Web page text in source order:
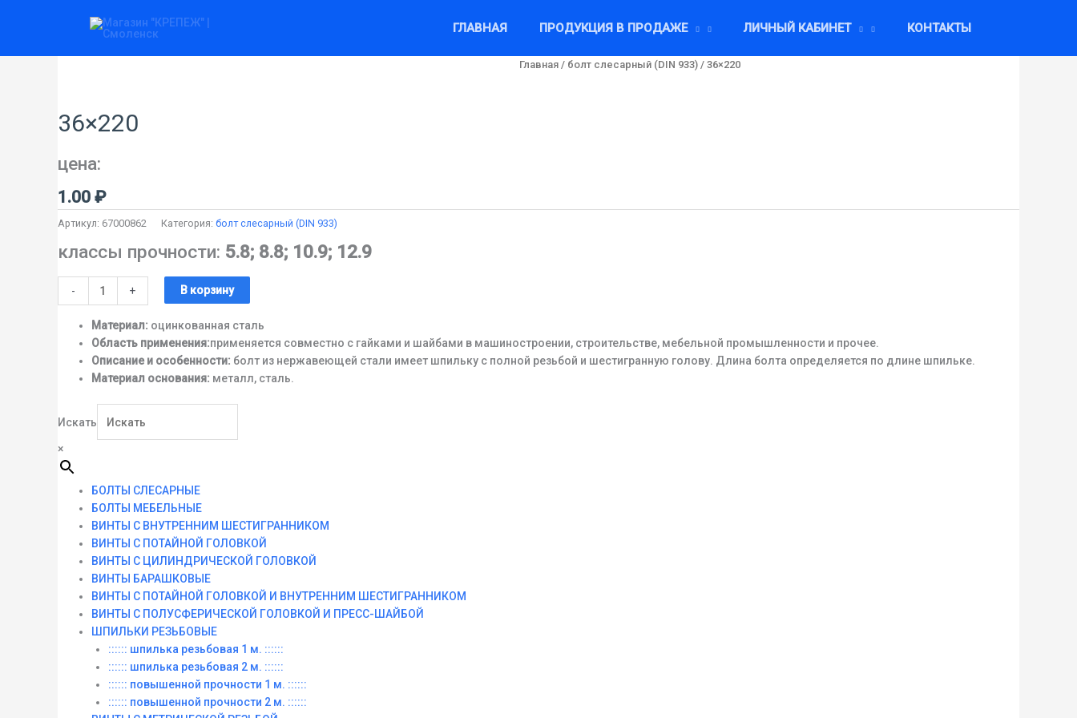
ГЛАВНАЯ ПРОДУКЦИЯ В ПРОДАЖЕ ЛИЧНЫЙ КАБИНЕТ КОНТАКТЫ
Главная / болт слесарный (DIN 933) / 36×220
36×220
цена:
1.00 ₽
Артикул: 67000862 Категория: болт слесарный (DIN 933)
классы прочности: 5.8; 8.8; 10.9; 12.9
- + В корзину
Материал: оцинкованная сталь
Область применения:применяется совместно с гайками и шайбами в машиностроении, строительстве, мебельной промышленности и прочее.
Описание и особенности: болт из нержавеющей стали имеет шпильку с полной резьбой и шестигранную голову. Длина болта определяется по длине шпильке.
Материал основания: металл, сталь.
Искать
×
БОЛТЫ СЛЕСАРНЫЕ
БОЛТЫ МЕБЕЛЬНЫЕ
ВИНТЫ С ВНУТРЕННИМ ШЕСТИГРАННИКОМ
ВИНТЫ С ПОТАЙНОЙ ГОЛОВКОЙ
ВИНТЫ С ЦИЛИНДРИЧЕСКОЙ ГОЛОВКОЙ
ВИНТЫ БАРАШКОВЫЕ
ВИНТЫ С ПОТАЙНОЙ ГОЛОВКОЙ И ВНУТРЕННИМ ШЕСТИГРАННИКОМ
ВИНТЫ С ПОЛУСФЕРИЧЕСКОЙ ГОЛОВКОЙ И ПРЕСС-ШАЙБОЙ
ШПИЛЬКИ РЕЗЬБОВЫЕ
:::::: шпилька резьбовая 1 м. ::::::
:::::: шпилька резьбовая 2 м. ::::::
:::::: повышенной прочности 1 м. ::::::
:::::: повышенной прочности 2 м. ::::::